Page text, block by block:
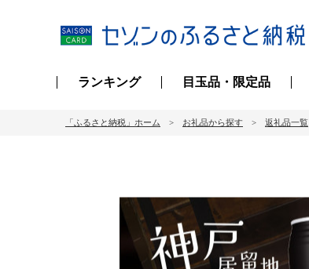
ランキング 目玉品・限定品
「ふるさと納税」ホーム お礼品から探す 返礼品一覧